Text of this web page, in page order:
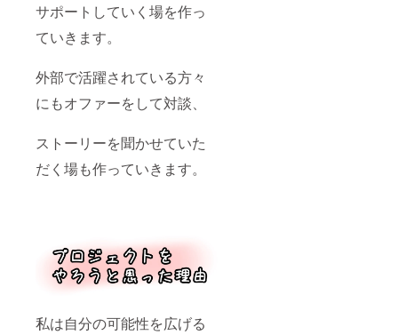
サポートしていく場を作っ
ていきます。
外部で活躍されている方々
にもオファーをして対談、
ストーリーを聞かせていた
だく場も作っていきます。
私は自分の可能性を広げる